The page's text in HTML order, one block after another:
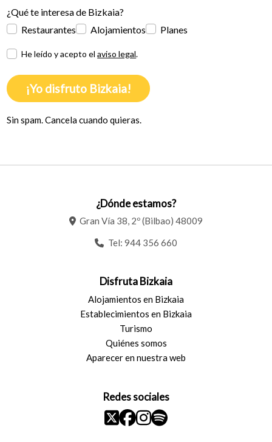
¿Qué te interesa de Bizkaia?
Restaurantes
Alojamientos Planes
He leído y acepto elaviso legal.
¡Yo disfruto Bizkaia!
Sin spam. Cancela cuando quieras.
¿Dónde estamos?
Gran Vía 38, 2º (Bilbao) 48009
Tel: 944 356 660
Disfruta Bizkaia
Alojamientos en Bizkaia
Establecimientos en Bizkaia
Turismo
Quiénes somos
Aparecer en nuestra web
Redes sociales